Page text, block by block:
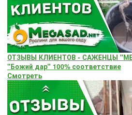
ОТЗЫВЫ КЛИЕНТОВ - САЖЕНЦЫ
"Божий дар" ​100% соответствие
Смотреть